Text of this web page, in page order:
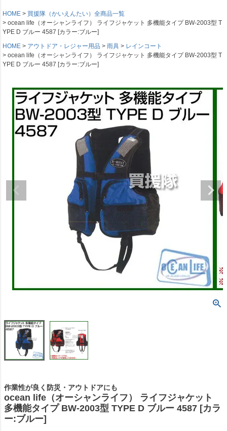
HOME
買援隊（かいえんたい）全商品一覧
ocean life（オーシャンライフ） ライフジャケット 多機能タイプ BW-2003型 T
YPE D ブルー 4587 [カラー:ブルー]
HOME
アウトドア・レジャー用品 雨具
レインコート
ocean life（オーシャンライフ） ライフジャケット 多機能タイプ BW-2003型 T
YPE D ブルー 4587 [カラー:ブルー]
作業性が良く防災・アウトドアにも
ocean life（オーシャンライフ） ライフジャケット
多機能タイプ BW-2003型 TYPE D ブルー 4587 [カラ
ー:ブルー]